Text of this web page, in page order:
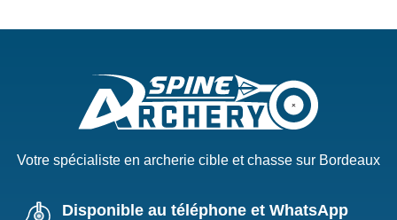
Votre spécialiste en archerie cible et chasse sur Bordeaux
Disponible au téléphone et WhatsApp